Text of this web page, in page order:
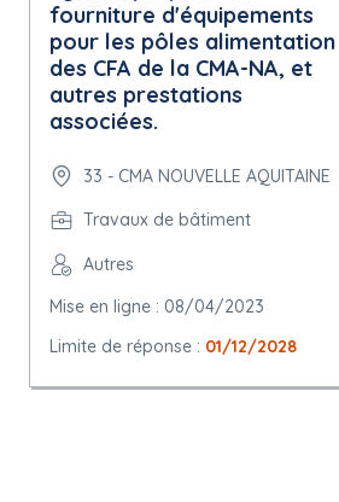
fourniture d'équipements
pour les pôles alimentation
des CFA de la CMA-NA, et
autres prestations
associées.
33 - CMA NOUVELLE AQUITAINE
Travaux de bâtiment
Autres
Mise en ligne : 08/04/2023
Limite de réponse : 01/12/2028